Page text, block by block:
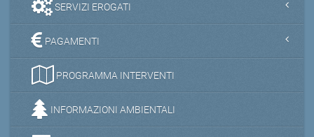
SERVIZI EROGATI
PAGAMENTI
PROGRAMMA INTERVENTI
INFORMAZIONI AMBIENTALI